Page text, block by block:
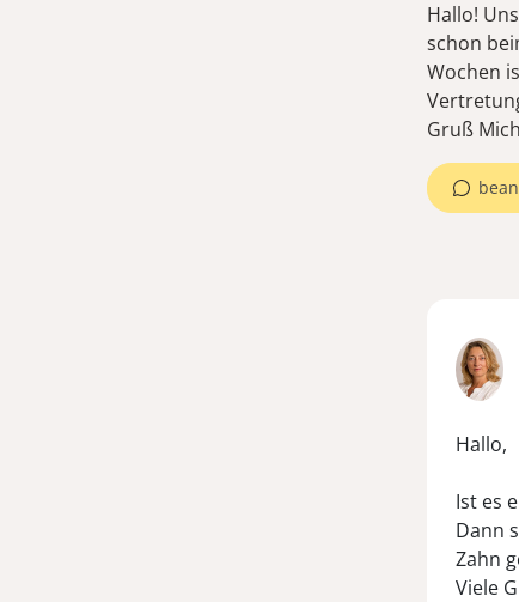
Hallo!
schon
Wochen
Gruß
Hallo,
Ist es
Dann
Zahn
Viele